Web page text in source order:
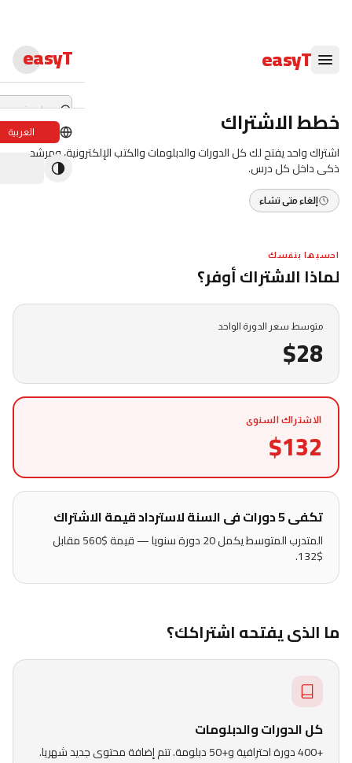
easyT
easyT
دورات لايف
العربية خطط الاشتراك
اشتراك واحد يفتح لك كل الدورات والدبلومات والكتب الإلكترونية، ومرشد
ذكى داخل كل درس.
إلغاء متى تشاء
احسبها بنفسك
لماذا الاشتراك أوفر؟
متوسط سعر الدورة الواحد
$28
الاشتراك السنوى
$132
تكفى 5 دورات فى السنة لاسترداد قيمة الاشتراك
المتدرب المتوسط يكمل 20 دورة سنويا — قيمة $560 مقابل
$132.
ما الذى يفتحه اشتراكك؟
كل الدورات والدبلومات
+400 دورة احترافية و+50 دبلومة. تتم إضافة محتوى جديد شهريا.